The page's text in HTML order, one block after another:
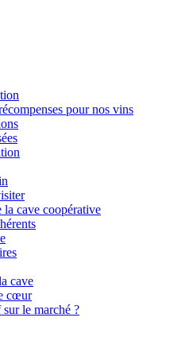
pour nos vins
la cave coopérative
cave
cœur
le marché ?